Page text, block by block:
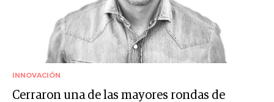
INNOVACIÓN
Cerraron una de las mayores rondas de